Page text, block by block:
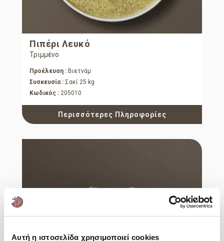
Αυτή η ιστοσελίδα χρησιμοποιεί cookies
Πιπέρι Λευκό
Τριμμένο
Προέλευση : Βιετνάμ
Συσκευσία : Σακί 25 kg
Κωδικός : 205010
Περισσότερες Πληροφορίες